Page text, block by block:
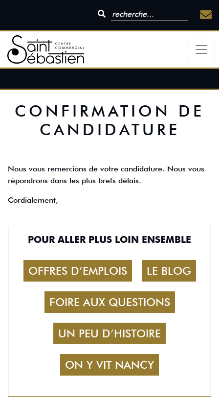
CONFIRMATION DE
CANDIDATURE
Nous vous remercions de votre candidature. Nous vous
répondrons dans les plus brefs délais.
Cordialement,
POUR ALLER PLUS LOIN ENSEMBLE
OFFRES D’EMPLOIS LE BLOG
FOIRE AUX QUESTIONS
UN PEU D’HISTOIRE
ON Y VIT NANCY